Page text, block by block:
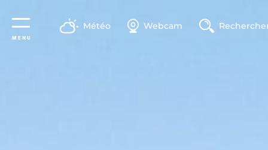
MENU
Météo Webcam